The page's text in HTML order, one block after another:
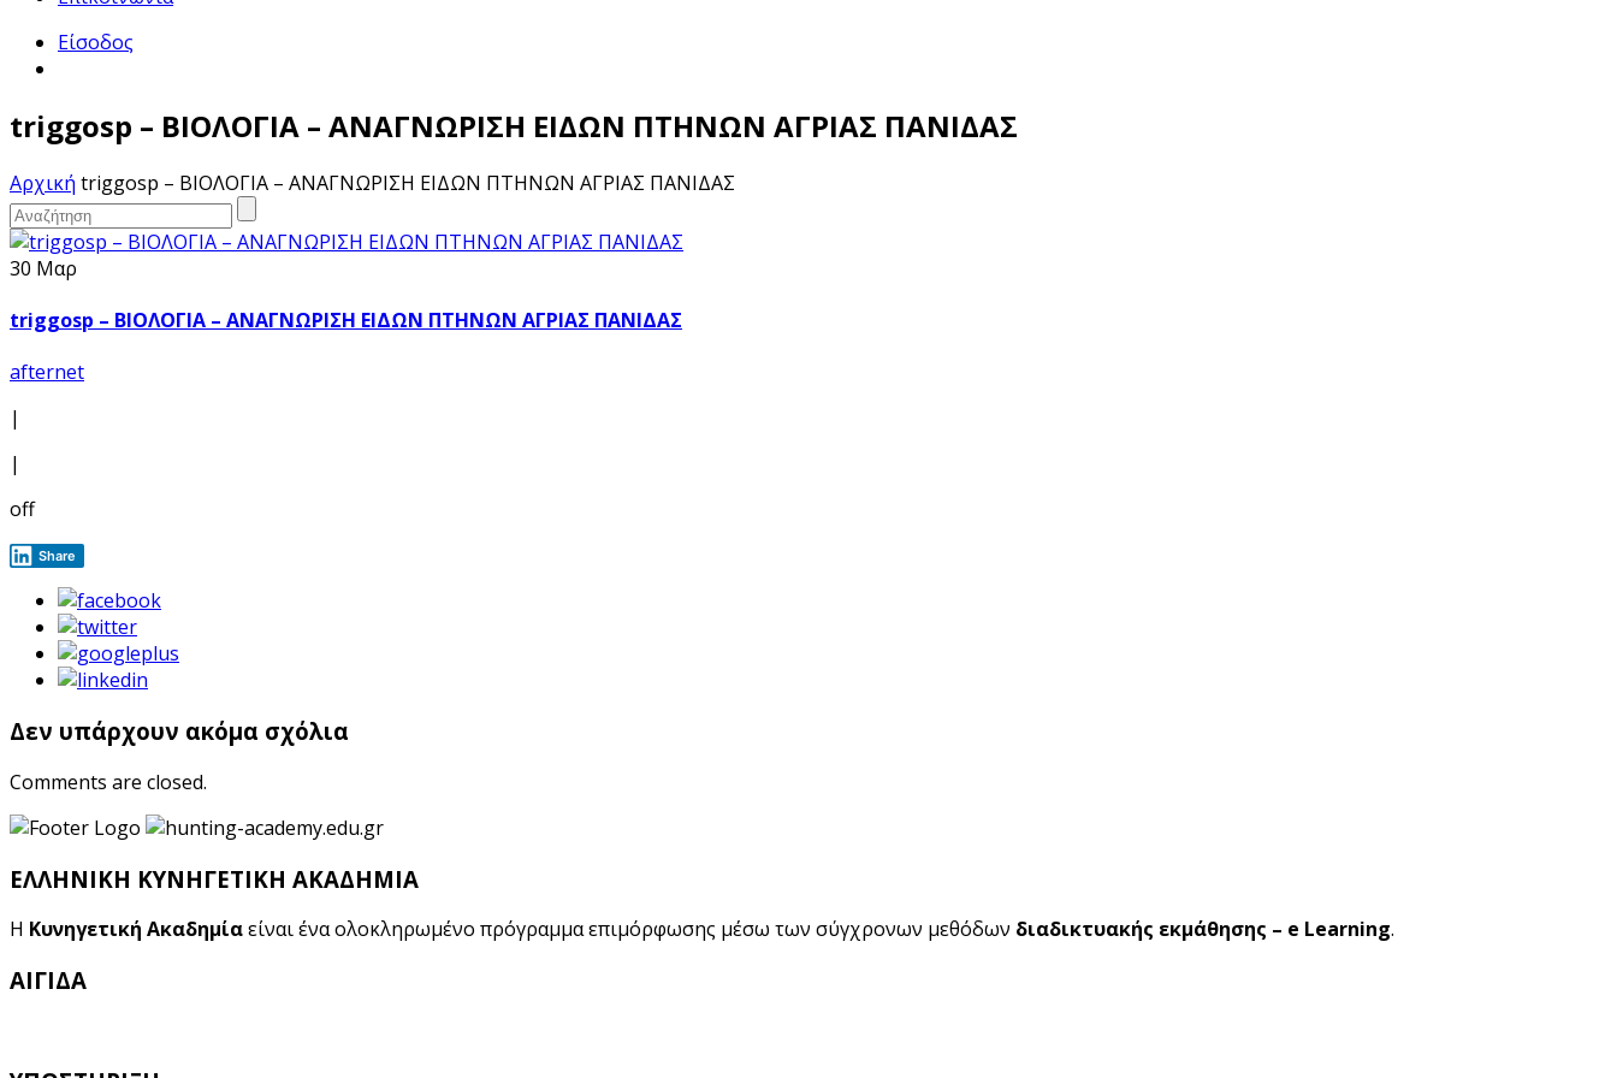
Είσοδος
triggosp – ΒΙΟΛΟΓΙΑ – ΑΝΑΓΝΩΡΙΣΗ ΕΙΔΩΝ ΠΤΗΝΩΝ ΑΓΡΙΑΣ ΠΑΝΙΔΑΣ
Αρχική triggosp – ΒΙΟΛΟΓΙΑ – ΑΝΑΓΝΩΡΙΣΗ ΕΙΔΩΝ ΠΤΗΝΩΝ ΑΓΡΙΑΣ ΠΑΝΙΔΑΣ
30 Μαρ
triggosp – ΒΙΟΛΟΓΙΑ – ΑΝΑΓΝΩΡΙΣΗ ΕΙΔΩΝ ΠΤΗΝΩΝ ΑΓΡΙΑΣ ΠΑΝΙΔΑΣ
afternet
|
|
off
Share
Δεν υπάρχουν ακόμα σχόλια
Comments are closed.
ΕΛΛΗΝΙΚΗ ΚΥΝΗΓΕΤΙΚΗ ΑΚΑΔΗΜΙΑ
Η Κυνηγετική Ακαδημίαείναι ένα ολοκληρωμένο πρόγραμμα επιμόρφωσης μέσω των σύγχρονων μεθόδων διαδικτυακής εκμάθησης – e Learning.
ΑΙΓΙΔΑ